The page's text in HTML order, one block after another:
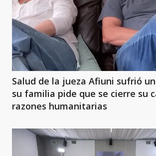
Salud de la jueza Afiuni sufrió
su familia pide que se cierre su
razones humanitarias